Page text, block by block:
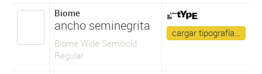
Biome
ancho seminegrita
Biome Wide Semibold
Regular
cargar tipografía…